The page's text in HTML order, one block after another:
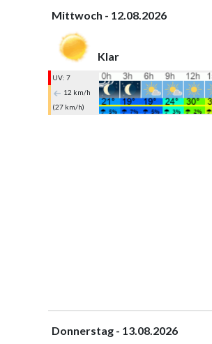
Mittwoch - 12.08.2026
Klar
UV: 7
12 km/h
(27 km/h)
Donnerstag - 13.08.2026